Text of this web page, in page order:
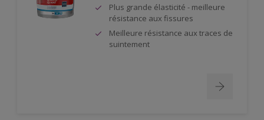
Plus grande élasticité - meilleure
résistance aux fissures
Meilleure résistance aux traces de
suintement